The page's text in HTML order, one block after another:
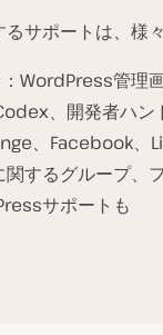
サポートは、様
WordPress管理
、開発者ハン
、Facebook、
するグループ、
サポートも